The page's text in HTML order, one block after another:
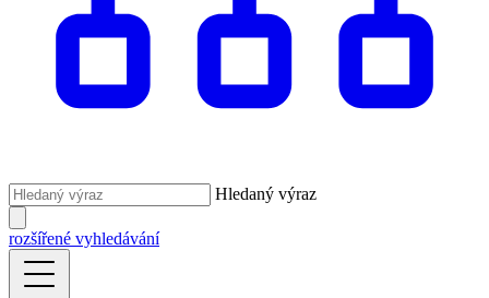
Hledaný výraz
rozšířené vyhledávání